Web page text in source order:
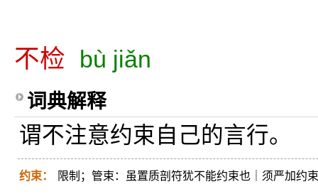
不检 bù jiǎn
词典解释
谓不注意约束自己的言行。
约束： 限制；管束：虽置质剖符犹不能约束也｜须严加约